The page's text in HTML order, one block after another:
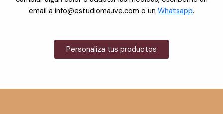
email a info@estudiomauve.com o un Whatsapp.
Personaliza tus productos